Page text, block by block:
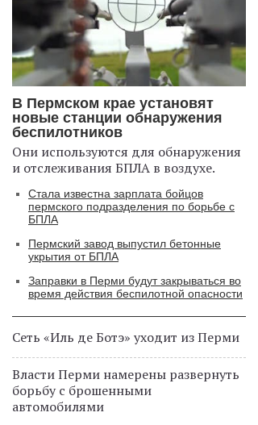
В Пермском крае установят
новые станции обнаружения
беспилотников
Они используются для обнаружения
и отслеживания БПЛА в воздухе.
Стала известна зарплата бойцов
пермского подразделения по борьбе с
БПЛА
Пермский завод выпустил бетонные
укрытия от БПЛА
Заправки в Перми будут закрываться во
время действия беспилотной опасности
Сеть «Иль де Ботэ» уходит из Перми
Власти Перми намерены развернуть
борьбу с брошенными
автомобилями